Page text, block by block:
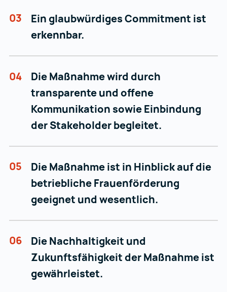
03
Ein glaubwürdiges Commitment ist
erkennbar.
04
Die Maßnahme wird durch
transparente und offene
Kommunikation sowie Einbindung
der Stakeholder begleitet.
05
Die Maßnahme ist in Hinblick auf die
betriebliche Frauenförderung
geeignet und wesentlich.
06
Die Nachhaltigkeit und
Zukunftsfähigkeit der Maßnahme ist
gewährleistet.